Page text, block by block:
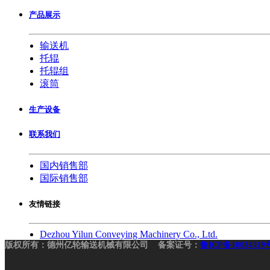
产品展示
输送机
托辊
托辊组
滚筒
生产设备
联系我们
国内销售部
国际销售部
友情链接
Dezhou Yilun Conveying Machinery Co., Ltd.
版权所有：德州亿轮输送机械有限公司 备案证号： 鲁ICP备10034319